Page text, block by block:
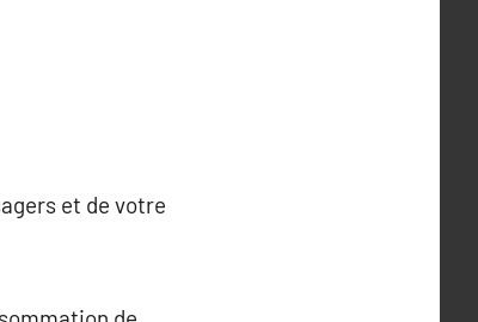
et de votre